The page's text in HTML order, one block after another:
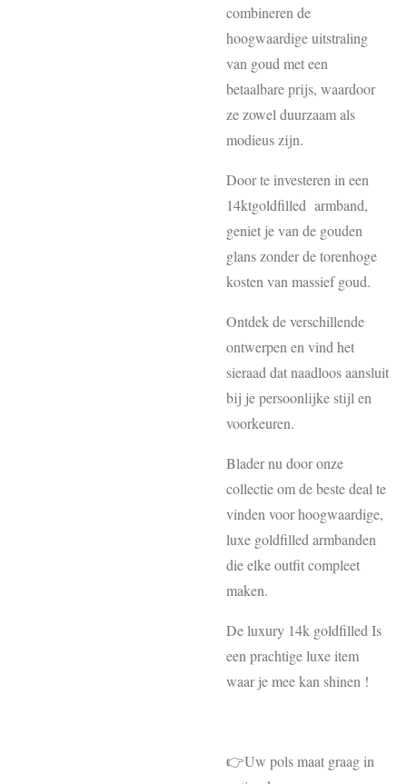
combineren de
hoogwaardige uitstraling
van goud met een
betaalbare prijs, waardoor
ze zowel duurzaam als
modieus zijn.
Door te investeren in een
14ktgoldfilled armband,
geniet je van de gouden
glans zonder de torenhoge
kosten van massief goud.
Ontdek de verschillende
ontwerpen en vind het
sieraad dat naadloos aansluit
bij je persoonlijke stijl en
voorkeuren.
Blader nu door onze
collectie om de beste deal te
vinden voor hoogwaardige,
luxe goldfilled armbanden
die elke outfit compleet
maken.
De luxury 14k goldfilled Is
een prachtige luxe item
waar je mee kan shinen !
👉Uw pols maat graag in